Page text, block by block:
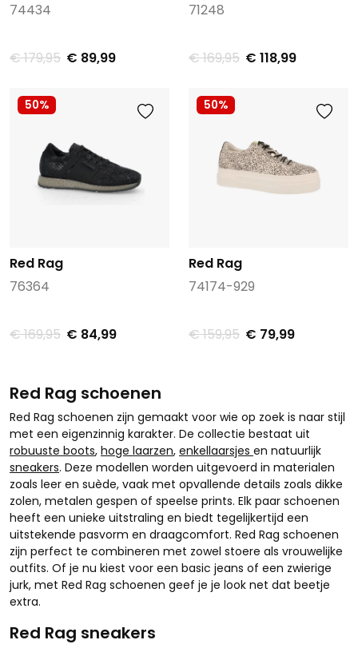
74434
€ 179,95 € 89,99
71248
€ 169,95 € 118,99
50%
Red Rag
76364
€ 169,95 € 84,99
50%
Red Rag
74174-929
€ 159,95 € 79,99
Red Rag schoenen
Red Rag schoenen zijn gemaakt voor wie op zoek is naar stijl
met een eigenzinnig karakter. De collectie bestaat uit
robuuste boots, hoge laarzen, enkellaarsjes en natuurlijk
sneakers. Deze modellen worden uitgevoerd in materialen
zoals leer en suède, vaak met opvallende details zoals dikke
zolen, metalen gespen of speelse prints. Elk paar schoenen
heeft een unieke uitstraling en biedt tegelijkertijd een
uitstekende pasvorm en draagcomfort. Red Rag schoenen
zijn perfect te combineren met zowel stoere als vrouwelijke
outfits. Of je nu kiest voor een basic jeans of een zwierige
jurk, met Red Rag schoenen geef je je look net dat beetje
extra.
Red Rag sneakers